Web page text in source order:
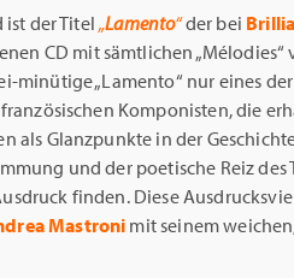
der Titel „Lamento“der bei
CD mit sämtlichen „Mélodies“
minütige „Lamento“ nur eines
Komponisten, die
als Glanzpunkte in der
und der poetische Reiz des
finden. Diese
Mastronimitseinem